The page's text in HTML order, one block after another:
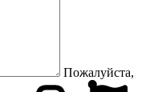
Пожалуйста,